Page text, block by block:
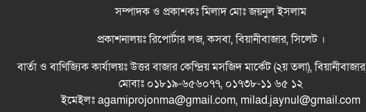
সম্পাদক ও প্রকাশকঃ মিলাদ মোঃ জয়নুল ইসলাম
প্রকাশনালয়ঃ রিপোর্টার লজ, কসবা, বিয়ানীবাজার, সিলেট ।
বার্তা ও বাণিজ্যিক কার্যালয়ঃ উত্তর বাজার কেন্দ্রিয় মসজিদ মার্কেট (২য় তলা),
মোবাঃ ০১৮১৯-৬৫৬০৭৭, ০১৭৩৮-১১ ৬৫ ১২
ইমেইলঃ agamiprojonma@gmail.com, milad.jaynul@gmail.com